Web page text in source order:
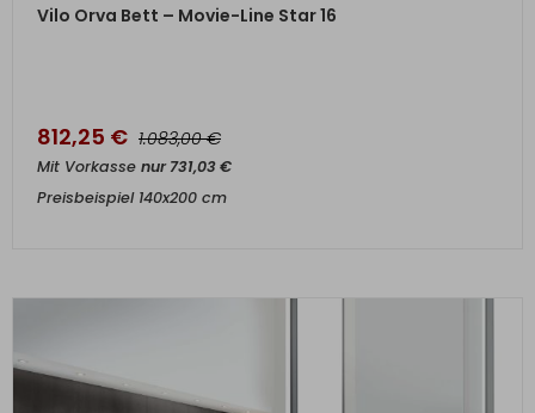
Vilo Orva Bett – Movie-Line Star 16
812,25 € 1.083,00€
Mit Vorkasse nur731,03€
Preisbeispiel 140x200 cm